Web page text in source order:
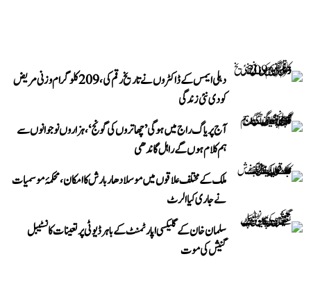
دہلی ایمس کے ڈاکٹروں نے تاریخ رقم کی، 209 کلوگرام وزنی مریض
کو دی نئی زندگی
آج پریاگ راج میں ہوگی ’چھاتروں کی گونج‘، ہزاروں نوجوانوں سے
ہم کلام ہوں گے راہل گاندھی
ملک کے مختلف علاقوں میں موسلادھار بارش کا امکان، محکمۂ موسمیات
نے جاری کیا الرٹ
سلمان خان کے گلیکسی اپارٹمنٹ کے باہر ڈیوٹی پر تعینات کانسٹیبل
گنیش کی موت